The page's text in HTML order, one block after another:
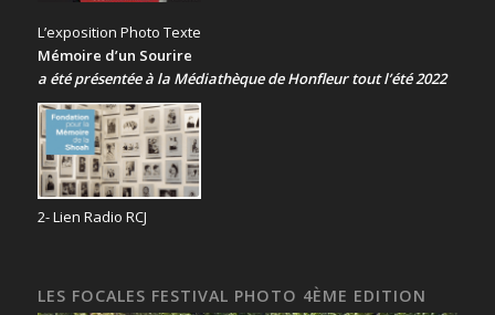
L’exposition Photo Texte
Mémoire d’un Sourire
a été présentéeà la Médiathèque de Honfleur tout l’été 2022
2- Lien Radio RCJ
LES FOCALES FESTIVAL PHOTO 4ÈME EDITION